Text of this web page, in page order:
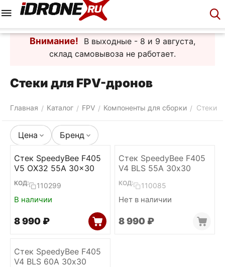
Внимание!
В выходные - 8 и 9 августа,
склад самовывоза не работает.
Стеки для FPV-дронов
Главная / Каталог / FPV / Компоненты для сборки / Стеки
Цена Бренд
Стек SpeedyBee F405
V5 OX32 55A 30x30
КОД: 110299
В наличии
8 990 ₽
Стек SpeedyBee F405
V4 BLS 55A 30х30
КОД: 110085
Нет в наличии
8 990 ₽
Стек SpeedyBee F405
V4 BLS 60A 30х30
Корзина